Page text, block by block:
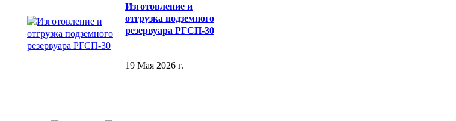
Изготовление и
отгрузка подземного
резервуара РГСП-30
19 Мая 2026 г.